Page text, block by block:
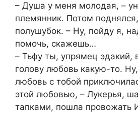
– Душа у меня молодая, –
племянник. Потом
полушубок. – Ну, пойду я,
помочь, скажешь…
– Тьфу ты, упрямец эдакий,
голову любовь какую-то.
любовь с тобой
этой любовью, – Лукерья,
тапками, пошла провожать